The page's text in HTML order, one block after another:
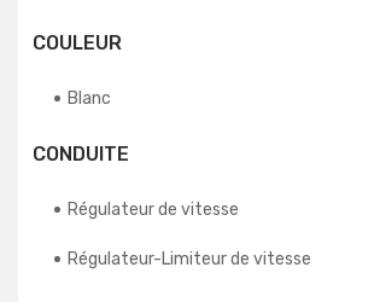
COULEUR
Blanc
CONDUITE
Régulateur de vitesse
Régulateur-Limiteur de vitesse